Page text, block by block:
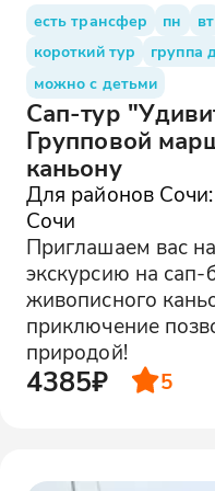
есть трансфер пн вт
короткий тур
группа
можно с детьми
Сап-тур
Групповой
каньону
Для районов
Сочи
Приглашаем вас
экскурсию на сап-
живописного
приключение
природой!
4385₽ 5